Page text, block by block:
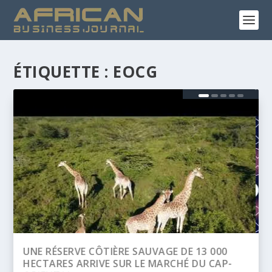
ÉTIQUETTE : EOCG
BANQUE AFRICAINE DE DÉVELOPPEMENT
(BAD) – ASSEMBLÉE ANNUELLES 2026 :